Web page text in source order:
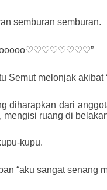
semburan semburan.
Semut melonjak akibat
diharapkan dari
mengisi ruang di
kupu.
“aku sangat senang